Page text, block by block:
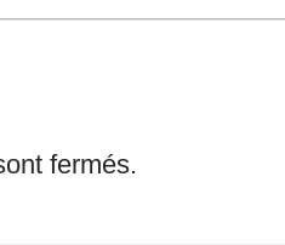
fermés.